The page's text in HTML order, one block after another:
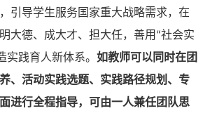
引导学生服务国家重大战略需求，在
大德、成大才、担大任，善用“社会实
实践育人新体系。 如教师可以同时在团
、活动实践选题、实践路径规划、专
进行全程指导，可由一人兼任团队思